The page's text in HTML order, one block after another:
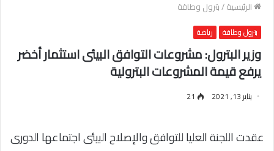
الرئيسية/بترول وطاقة
بترول وطاقة رياضة
وزير البترول: مشروعات التوافق البيئى استثمار أخضر
يرفع قيمة المشروعات البترولية
يناير 13, 2021 21
عقدت اللجنة العليا للتوافق والإصلاح البيئى اجتماعها الدورى